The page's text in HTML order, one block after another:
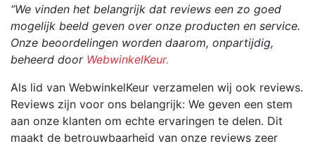
“We vinden het belangrijk dat reviews een zo goed
mogelijk beeld geven over onze producten en service.
Onze beoordelingen worden daarom, onpartijdig,
beheerd door WebwinkelKeur.
Als lid van WebwinkelKeur verzamelen wij ook reviews.
Reviews zijn voor ons belangrijk: We geven een stem
aan onze klanten om echte ervaringen te delen. Dit
maakt de betrouwbaarheid van onze reviews zeer